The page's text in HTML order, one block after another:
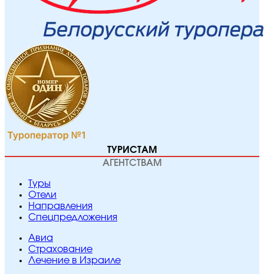
ТУРИСТАМ
АГЕНТСТВАМ
Туры
Отели
Направления
Спецпредложения
Авиа
Страхование
Лечение в Израиле